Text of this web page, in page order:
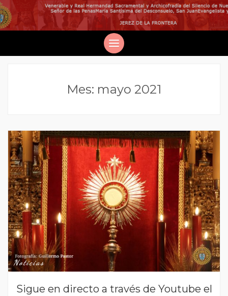
Mes: mayo 2021
Noticias
Sigue en directo a través de Youtube el